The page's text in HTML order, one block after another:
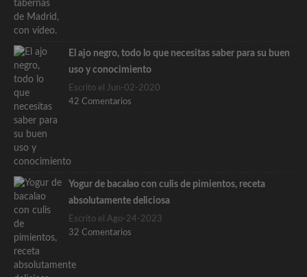
El ajo negro, todo lo que necesitas saber para su buen
uso y conocimiento
Escrito el Jun-02-2020
42 Comentarios
Yogur de bacalao con culis de pimientos, receta
absolutamente deliciosa
Escrito el Ago-24-2023
32 Comentarios